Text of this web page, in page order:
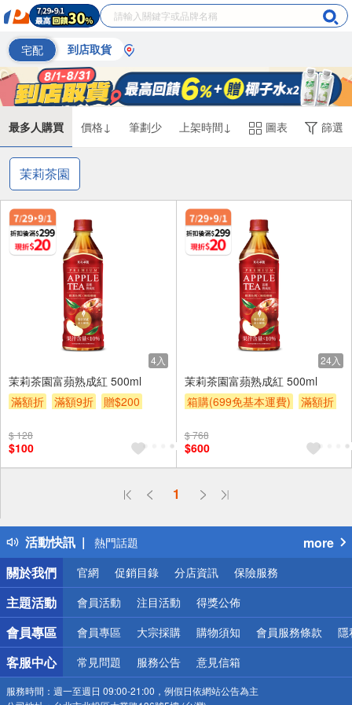
宅配 到店取貨
最多人購買 價格↓ 筆劃少 上架時間↓ 圖表 篩選
茉莉茶園
4入
茉莉茶園富蘋熟成紅 500ml
滿額折
滿額9折 贈$200
$ 128
$100
24入
茉莉茶園富蘋熟成紅 500ml
箱購(699免基本運費)
滿額折
$ 768
$600
1
活動快訊
偏遠地區配送
得獎公告
熱門話題
銀行優惠
偏遠地區配送
詐騙網頁！請小心！
more
關於我們
官網 促銷目錄 分店資訊 保險服務
主題活動 會員活動 注目活動 得獎公佈
會員專區 會員專區 大宗採購 購物須知 會員服務條款 隱
客服中心 常見問題 服務公告 意見信箱
服務時間： 週一至週日 09:00-21:00，例假日依網站公告為主